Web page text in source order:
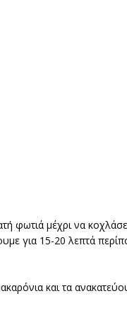
φωτιά μέχρι να
για 15-20 λεπτά
και τα